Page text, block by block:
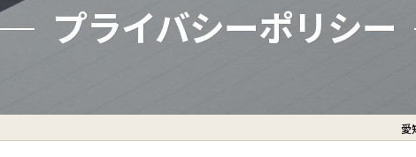
プライバシーポリシー
愛